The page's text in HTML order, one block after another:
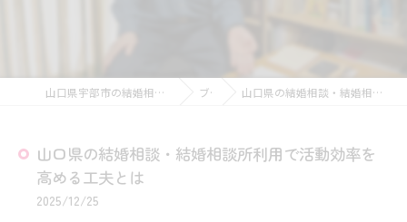
山口県宇部市の結婚相談所なら有限会社ジョイント企画 ブログ 山口県の結婚相談・結婚相談所利用で活動効率を高める工夫とは
山口県の結婚相談・結婚相談所利用で活動効率を
高める工夫とは
2025/12/25